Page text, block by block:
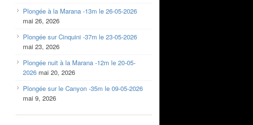
Plongée à la Marana -13m le 26-05-2026
mai 26, 2026
Plongée sur Cinquini -37m le 23-05-2026
mai 23, 2026
Plongée nuit à la Marana -12m le 20-05-
2026 mai 20, 2026
Plongée sur le Canyon -35m le 09-05-2026
mai 9, 2026